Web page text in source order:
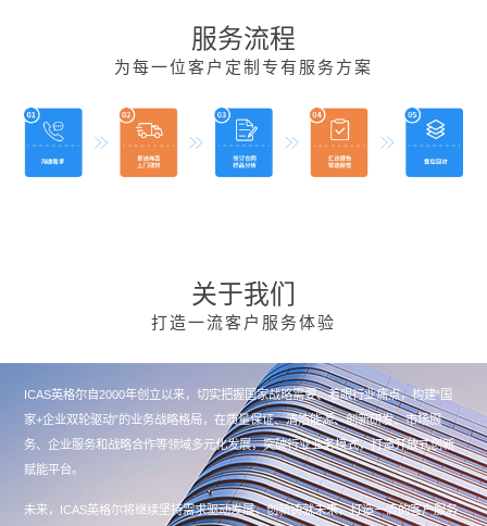
服务流程
为每一位客户定制专有服务方案
关于我们
打造一流客户服务体验
ICAS英格尔自2000年创立以来，切实把握国家战略需要、着眼行业痛点，构建“国
家+企业双轮驱动”的业务战略格局，在质量保证、清洁能源、创新研发、市场服
务、企业服务和战略合作等领域多元化发展，突破行业业务模式，打造开放式创新
赋能平台。
未来，ICAS英格尔将继续坚持需求驱动发展，创新铸就未来，打造一流的客户服务